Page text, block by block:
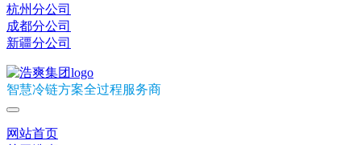
杭州分公司
成都分公司
新疆分公司
智慧冷链方案全过程服务商
网站首页